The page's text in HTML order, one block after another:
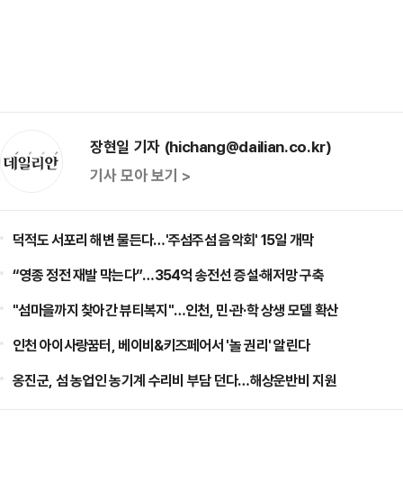
장현일 기자 (hichang@dailian.co.kr)
기사 모아 보기 >
덕적도 서포리 해변 물든다…'주섬주섬 음악회' 15일 개막
“영종 정전 재발 막는다”…354억 송전선 증설·해저망 구축
"섬마을까지 찾아간 뷰티복지"…인천, 민·관·학 상생 모델 확산
인천 아이사랑꿈터, 베이비&키즈페어서 '놀 권리' 알린다
옹진군, 섬 농업인 농기계 수리비 부담 던다…해상운반비 지원